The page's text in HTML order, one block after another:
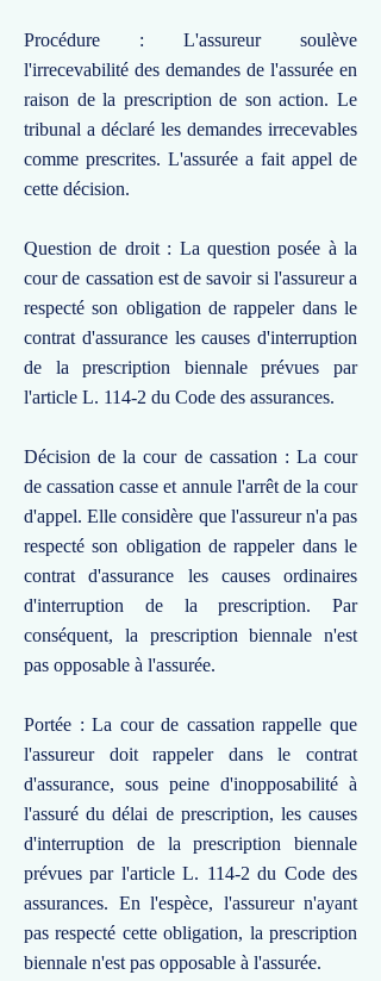
Procédure : L'assureur soulève
l'irrecevabilité des demandes de l'assurée en
raison de la prescription de son action. Le
tribunal a déclaré les demandes irrecevables
comme prescrites. L'assurée a fait appel de
cette décision.
Question de droit : La question posée à la
cour de cassation est de savoir si l'assureur a
respecté son obligation de rappeler dans le
contrat d'assurance les causes d'interruption
de la prescription biennale prévues par
l'article L. 114-2 du Code des assurances.
Décision de la cour de cassation : La cour
de cassation casse et annule l'arrêt de la cour
d'appel. Elle considère que l'assureur n'a pas
respecté son obligation de rappeler dans le
contrat d'assurance les causes ordinaires
d'interruption de la prescription. Par
conséquent, la prescription biennale n'est
pas opposable à l'assurée.
Portée : La cour de cassation rappelle que
l'assureur doit rappeler dans le contrat
d'assurance, sous peine d'inopposabilité à
l'assuré du délai de prescription, les causes
d'interruption de la prescription biennale
prévues par l'article L. 114-2 du Code des
assurances. En l'espèce, l'assureur n'ayant
pas respecté cette obligation, la prescription
biennale n'est pas opposable à l'assurée.